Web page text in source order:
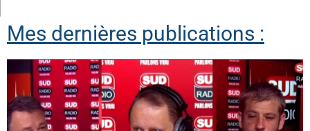
Mes dernières publications :